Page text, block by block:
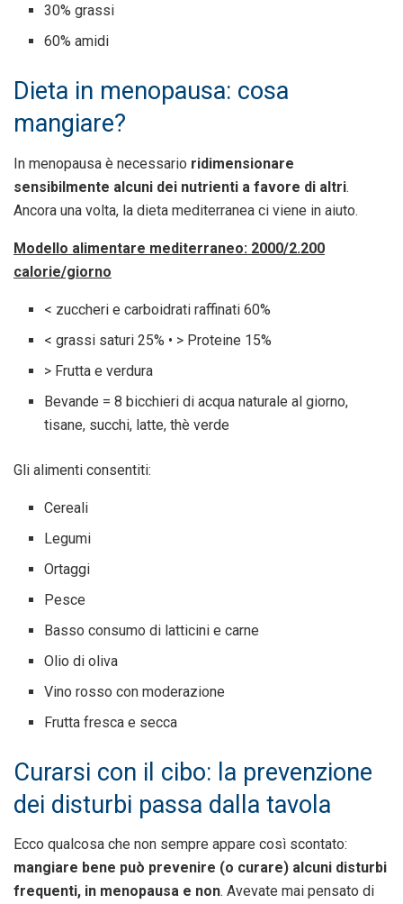
30% grassi
60% amidi
Dieta in menopausa: cosa
mangiare?
In menopausa è necessario ridimensionare
sensibilmente alcuni dei nutrienti a favore di altri.
Ancora una volta, la dieta mediterranea ci viene in aiuto.
Modello alimentare mediterraneo: 2000/2.200
calorie/giorno
< zuccheri e carboidrati raffinati 60%
< grassi saturi 25% • > Proteine 15%
> Frutta e verdura
Bevande = 8 bicchieri di acqua naturale al giorno,
tisane, succhi, latte, thè verde
Gli alimenti consentiti:
Cereali
Legumi
Ortaggi
Pesce
Basso consumo di latticini e carne
Olio di oliva
Vino rosso con moderazione
Frutta fresca e secca
Curarsi con il cibo: la prevenzione
dei disturbi passa dalla tavola
Ecco qualcosa che non sempre appare così scontato:
mangiare bene può prevenire (o curare) alcuni disturbi
frequenti, in menopausa e non. Avevate mai pensato di